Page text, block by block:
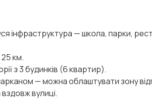
інфраструктура — школа, парки,
км.
з 3 будинків (6 квартир).
— можна облаштувати зону
вулиці.